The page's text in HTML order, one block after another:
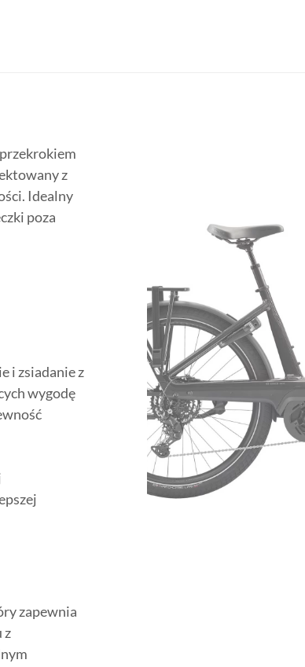
z
Idealny
poza
i zsiadanie z
wygodę
zapewnia
z